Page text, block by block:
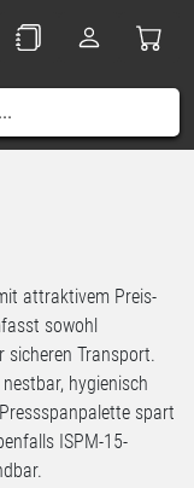
attraktivem Preis-
sowohl
Transport.
hygienisch
spart
ISPM-15-